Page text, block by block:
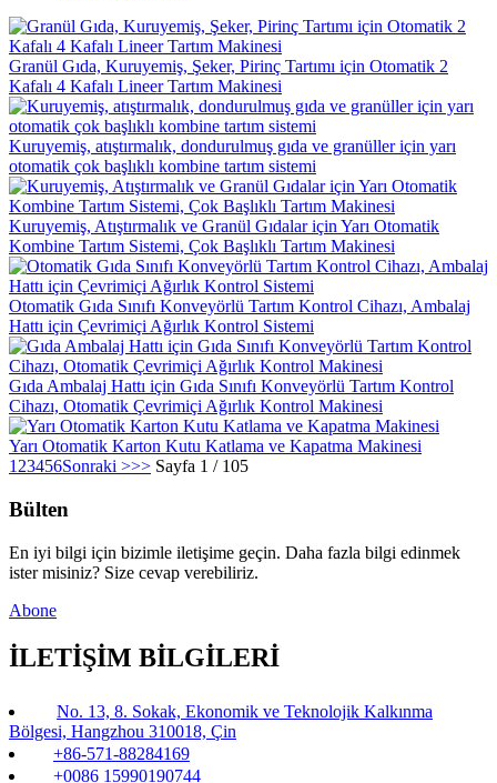
Granül Gıda, Kuruyemiş, Şeker, Pirinç Tartımı için Otomatik 2
Kafalı 4 Kafalı Lineer Tartım Makinesi
Kuruyemiş, atıştırmalık, dondurulmuş gıda ve granüller için yarı
otomatik çok başlıklı kombine tartım sistemi
Kuruyemiş, Atıştırmalık ve Granül Gıdalar için Yarı Otomatik
Kombine Tartım Sistemi, Çok Başlıklı Tartım Makinesi
Otomatik Gıda Sınıfı Konveyörlü Tartım Kontrol Cihazı, Ambalaj
Hattı için Çevrimiçi Ağırlık Kontrol Sistemi
Gıda Ambalaj Hattı için Gıda Sınıfı Konveyörlü Tartım Kontrol
Cihazı, Otomatik Çevrimiçi Ağırlık Kontrol Makinesi
Yarı Otomatik Karton Kutu Katlama ve Kapatma Makinesi
1 23456Sonraki >>> Sayfa 1 / 105
Bülten
En iyi bilgi için bizimle iletişime geçin. Daha fazla bilgi edinmek
ister misiniz? Size cevap verebiliriz.
Abone
İLETİŞİM BİLGİLERİ
No. 13, 8. Sokak, Ekonomik ve Teknolojik Kalkınma
Bölgesi, Hangzhou 310018, Çin
+86-571-88284169
+0086 15990190744